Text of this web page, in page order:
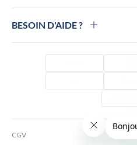
BESOIN D'AIDE ?
Visa
Alma
CGV